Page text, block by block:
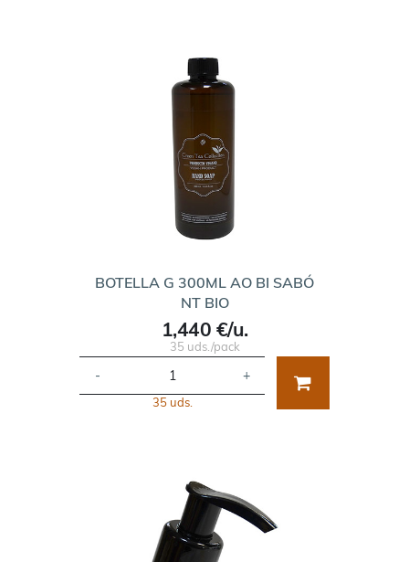
BOTELLA G 300ML AO BI SABÓ
NT BIO
1,440 €/u.
35 uds./pack
- +
35 uds.